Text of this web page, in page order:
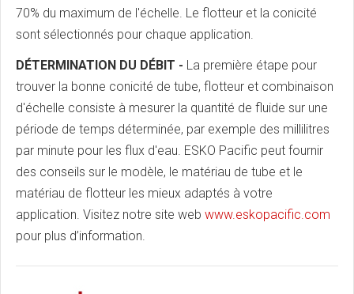
70% du maximum de l'échelle. Le flotteur et la conicité
sont sélectionnés pour chaque application.
DÉTERMINATION DU DÉBIT - La première étape pour
trouver la bonne conicité de tube, flotteur et combinaison
d'échelle consiste à mesurer la quantité de fluide sur une
période de temps déterminée, par exemple des millilitres
par minute pour les flux d'eau. ESKO Pacific peut fournir
des conseils sur le modèle, le matériau de tube et le
matériau de flotteur les mieux adaptés à votre
application. Visitez notre site web www.eskopacific.com
pour plus d’information.